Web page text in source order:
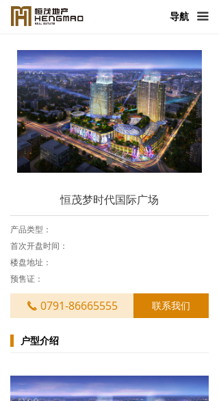
끀
首页
产品与服务
新闻中心
恒茂发展
人力资源
联系我们
导航
户型介绍
联系我们
끅 0791-86665555
产品类型：
首次开盘时间：
楼盘地址：
预售证：
恒茂梦时代国际广场